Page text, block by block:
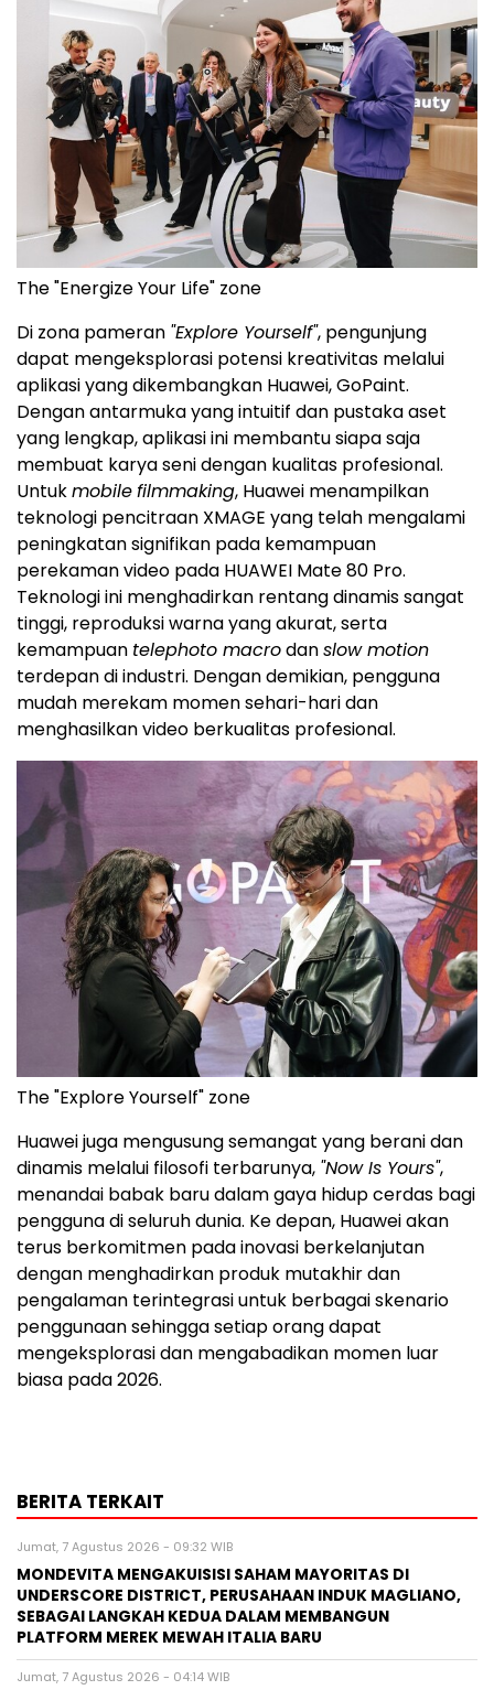
The "Energize Your Life" zone
Di zona pameran "Explore Yourself", pengunjung
dapat mengeksplorasi potensi kreativitas melalui
aplikasi yang dikembangkan Huawei, GoPaint.
Dengan antarmuka yang intuitif dan pustaka aset
yang lengkap, aplikasi ini membantu siapa saja
membuat karya seni dengan kualitas profesional.
Untukmobilefilmmaking, Huawei menampilkan
teknologi pencitraan XMAGE yang telah mengalami
peningkatan signifikan pada kemampuan
perekaman video pada HUAWEI Mate 80 Pro.
Teknologi ini menghadirkan rentang dinamis sangat
tinggi, reproduksi warna yang akurat, serta
kemampuan telephoto macrodanslow motion
terdepan di industri. Dengan demikian, pengguna
mudah merekam momen sehari-hari dan
menghasilkan video berkualitas profesional.
The "Explore Yourself" zone
Huawei juga mengusung semangat yang berani dan
dinamis melalui filosofi terbarunya, "Now Is Yours",
menandai babak baru dalam gaya hidup cerdas bagi
pengguna di seluruh dunia. Ke depan, Huawei akan
terus berkomitmen pada inovasi berkelanjutan
dengan menghadirkan produk mutakhir dan
pengalaman terintegrasi untuk berbagai skenario
penggunaan sehingga setiap orang dapat
mengeksplorasi dan mengabadikan momen luar
biasa pada 2026.
BERITA TERKAIT
Jumat, 7 Agustus 2026 - 09:32 WIB
MONDEVITA MENGAKUISISI SAHAM MAYORITAS DI
UNDERSCORE DISTRICT, PERUSAHAAN INDUK MAGLIANO,
SEBAGAI LANGKAH KEDUA DALAM MEMBANGUN
PLATFORM MEREK MEWAH ITALIA BARU
Jumat, 7 Agustus 2026 - 04:14 WIB